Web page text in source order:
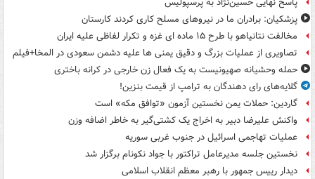
پزشکیان: برادران ما در نیروهای مسلح کاری کردند کارستان
مخالفت نتانیاهو با طرح ۱۵ ماده ای غزه و تکرار لفاظی علیه ایران
تصاویری از عملیات بزرگ و دقیق یمنی ها علیه دشمن سعودی در المخا+فیلم
حمله وحشیانه صهیونیست به یک فعال زن خارجی در کرانه باختری
گلایه‌های رای دهندگان به ترامپ از قیمت بنزین!
گاردین: حملات یمن نخستین آزمون «توافق مکه» است
واکنش علیرضا دبیر به اخراج یک کشتی‌گیر به خاطر اضافه وزن
عملیات تهاجمی اسرائیل در جنوب غربی سوریه
نخستین جلسه مدیرعامل تراکتور با جواد نکونام برگزار شد
دیدار رییس جمهور با رهبر معظم انقلاب اسلامی